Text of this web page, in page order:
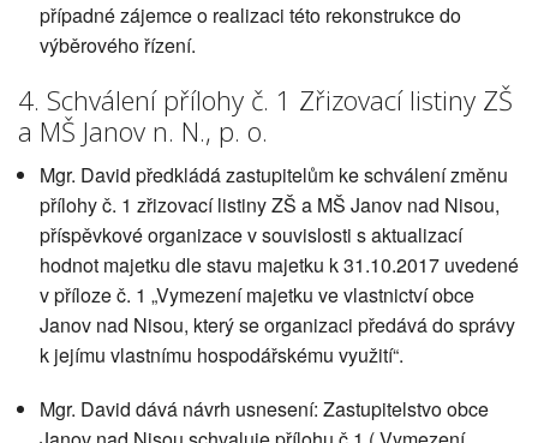
případné zájemce o realizaci této rekonstrukce do
výběrového řízení.
4. Schválení přílohy č. 1 Zřizovací listiny ZŠ
a MŠ Janov n. N., p. o.
Mgr. David předkládá zastupitelům ke schválení změnu
přílohy č. 1 zřizovací listiny ZŠ a MŠ Janov nad Nisou,
příspěvkové organizace v souvislosti s aktualizací
hodnot majetku dle stavu majetku k 31.10.2017 uvedené
v příloze č. 1 „Vymezení majetku ve vlastnictví obce
Janov nad Nisou, který se organizaci předává do správy
k jejímu vlastnímu hospodářskému využití“.
Mgr. David dává návrh usnesení: Zastupitelstvo obce